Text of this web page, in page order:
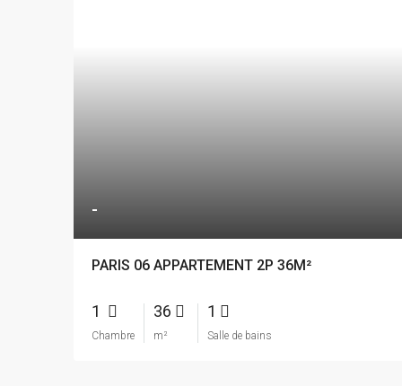
-
PARIS 06 APPARTEMENT 2P 36M²
1
Chambre
36
m²
1
Salle de bains